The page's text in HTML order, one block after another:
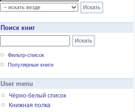
Поиск книг
Фильтр-список
Популярные книги
User menu
Чёрно-белый список
Книжная полка